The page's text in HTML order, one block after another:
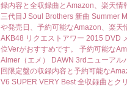
録内容と全収録曲とAmazon、楽天情
三代目J Soul Brothers 新曲 Summer
や発売日、予約可能なAmazon、楽天
AKB48 リクエストアワー 2015 DVD
位Verがおすすめです。 予約可能な
Aimer（エメ） DAWN 3rdニューアル
回限定盤の収録内容と予約可能な
V6 SUPER VERY Best 全収録曲とク